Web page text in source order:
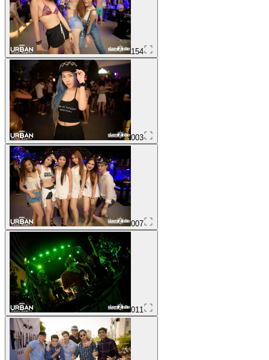
154
003
007
011